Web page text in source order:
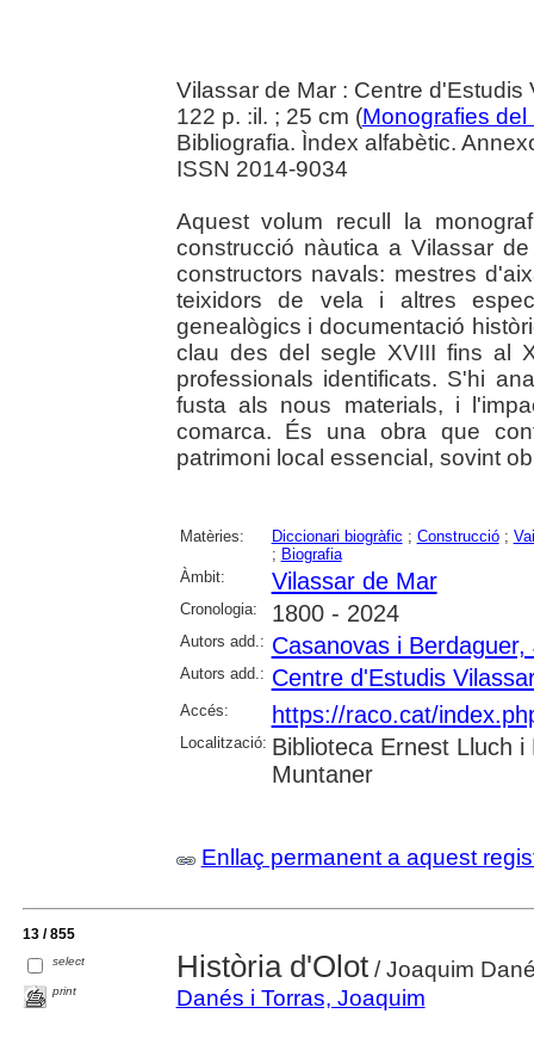
Vilassar de Mar : Centre d'Estudis
122 p. :il. ; 25 cm (Monografies del
Bibliografia. Ìndex alfabètic.
ISSN 2014-9034
Aquest volum recull la
construcció nàutica a Vilassar
constructors navals: mestres
teixidors de vela i altres
genealògics i documentació
clau des del segle XVIII fins al
professionals identificats. S'hi
fusta als nous materials, i
comarca. És una obra que
patrimoni local essencial, sovint
Matèries: Diccionari biogràfic ; Construcció;
; Biografia
Àmbit:
Vilassar de Mar
Cronologia: 1800 - 2024
Autors add.: Casanovas i Berdaguer,
Autors add.: Centre d'Estudis
Accés: https://raco.cat/
Localització: Biblioteca Ernest Lluch
Muntaner
Enllaç permanent a aquest
13 / 855
select
print
Història d'Olot/ Joaquim
Danés i Torras, Joaquim